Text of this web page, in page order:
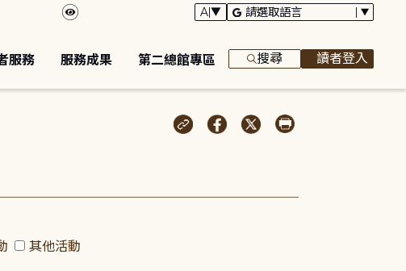
服務 服務成果 第二總館專區 搜尋 讀者登入
其他活動